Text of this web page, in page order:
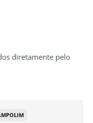
diretamente pelo